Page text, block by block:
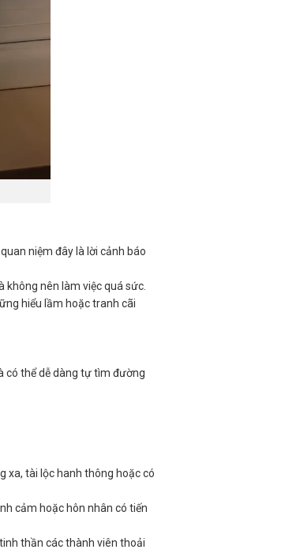
niệm đây là lời cảnh báo
nên làm việc quá sức.
hiểu lầm hoặc tranh cãi
có thể dễ dàng tự tìm đường
xa, tài lộc hanh thông hoặc có
cảm hoặc hôn nhân có tiến
thần các thành viên thoải